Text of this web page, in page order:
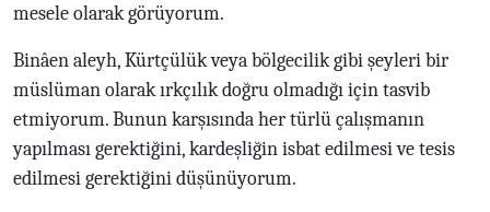
mesele olarak görüyorum.
Binâen aleyh, Kürtçülük veya bölgecilik gibi şeyleri bir
müslüman olarak ırkçılık doğru olmadığı için tasvib
etmiyorum. Bunun karşısında her türlü çalışmanın
yapılması gerektiğini, kardeşliğin isbat edilmesi ve tesis
edilmesi gerektiğini düşünüyorum.